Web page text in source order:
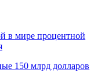
в мире процентной
150 млрд долларов